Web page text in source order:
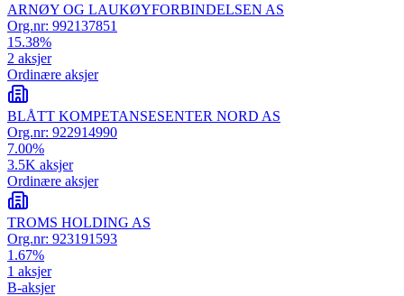
ARNØY OG LAUKØYFORBINDELSEN AS
Org.nr: 992137851
15.38%
2 aksjer
Ordinære aksjer
BLÅTT KOMPETANSESENTER NORD AS
Org.nr: 922914990
7.00%
3.5K aksjer
Ordinære aksjer
TROMS HOLDING AS
Org.nr: 923191593
1.67%
1 aksjer
B-aksjer